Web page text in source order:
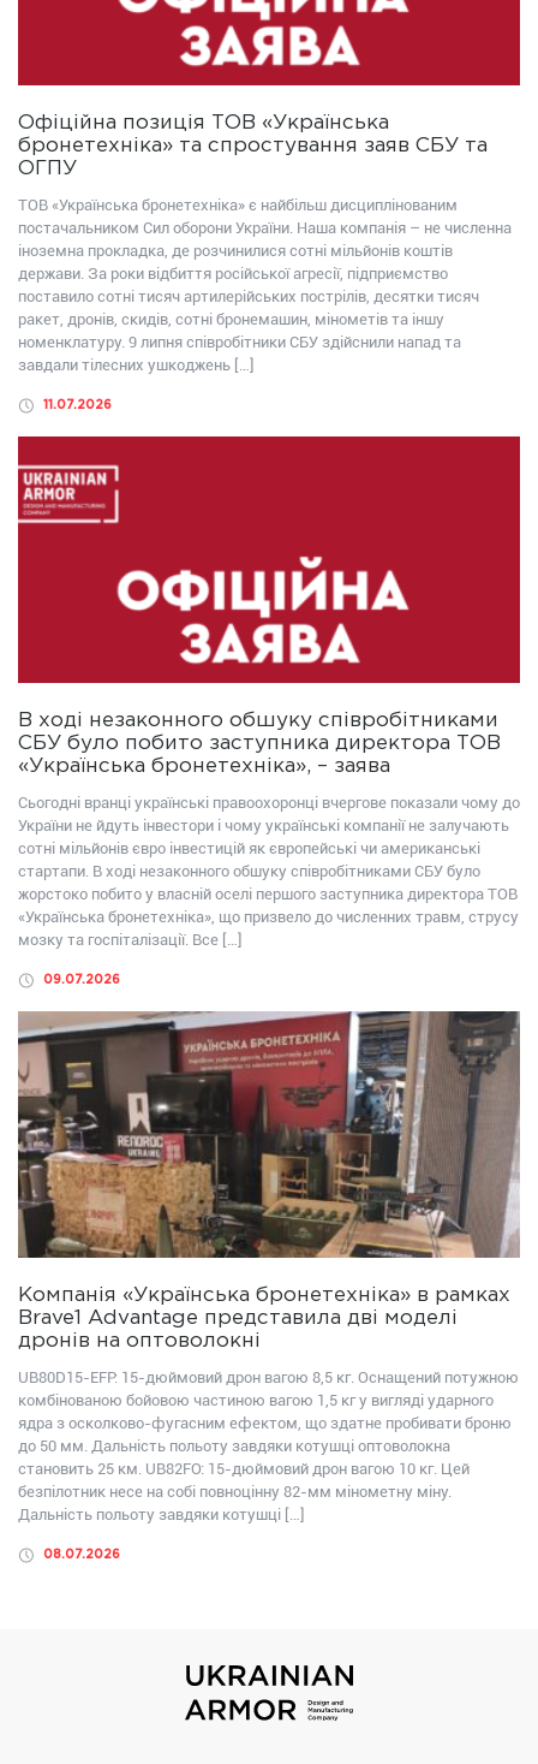
Офіційна позиція ТОВ «Українська
бронетехніка» та спростування заяв СБУ та
ОГПУ
ТОВ «Українська бронетехніка» є найбільш дисциплінованим
постачальником Сил оборони України. Наша компанія – не численна
іноземна прокладка, де розчинилися сотні мільйонів коштів
держави. За роки відбиття російської агресії, підприємство
поставило сотні тисяч артилерійських пострілів, десятки тисяч
ракет, дронів, скидів, сотні бронемашин, мінометів та іншу
номенклатуру. 9 липня співробітники СБУ здійснили напад та
завдали тілесних ушкоджень […]
11.07.2026
В ході незаконного обшуку співробітниками
СБУ було побито заступника директора ТОВ
«Українська бронетехніка», – заява
Сьогодні вранці українські правоохоронці вчергове показали чому до
України не йдуть інвестори і чому українські компанії не залучають
сотні мільйонів євро інвестицій як європейські чи американські
стартапи. В ході незаконного обшуку співробітниками СБУ було
жорстоко побито у власній оселі першого заступника директора ТОВ
«Українська бронетехніка», що призвело до численних травм, струсу
мозку та госпіталізації. Все […]
09.07.2026
Компанія «Українська бронетехніка» в рамках
Brave1 Advantage представила дві моделі
дронів на оптоволокні
UB80D15-EFP: 15-дюймовий дрон вагою 8,5 кг. Оснащений потужною
комбінованою бойовою частиною вагою 1,5 кг у вигляді ударного
ядра з осколково-фугасним ефектом, що здатне пробивати броню
до 50 мм. Дальність польоту завдяки котушці оптоволокна
становить 25 км. UB82FО: 15-дюймовий дрон вагою 10 кг. Цей
безпілотник несе на собі повноцінну 82-мм мінометну міну.
Дальність польоту завдяки котушці […]
08.07.2026